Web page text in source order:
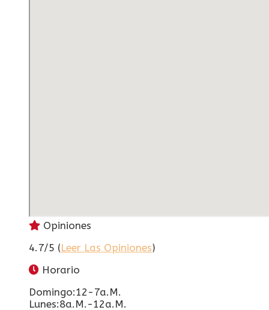
Opiniones
4.7/5 (Leer Las Opiniones)
Horario
Domingo:12-7a.m.
Lunes:8a.m.-12a.m.